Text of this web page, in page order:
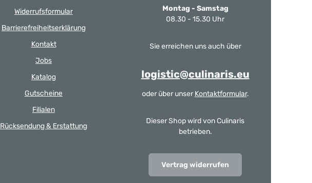
Widerrufsformular
Barrierefreiheitserklärung
Kontakt
Jobs
Katalog
Gutscheine
Filialen
Rücksendung & Erstattung
Montag - Samstag
08.30 - 15.30 Uhr
Sie erreichen uns auch über
logistic@culinaris.eu
oder über unser Kontaktformular.
Dieser Shop wird von Culinaris
betrieben.
Vertrag widerrufen